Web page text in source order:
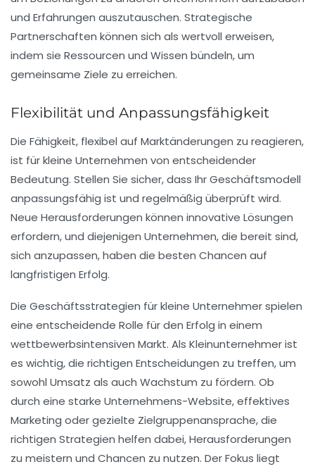
und Erfahrungen auszutauschen. Strategische
Partnerschaften können sich als wertvoll erweisen,
indem sie Ressourcen und Wissen bündeln, um
gemeinsame Ziele zu erreichen.
Flexibilität und Anpassungsfähigkeit
Die Fähigkeit, flexibel auf Marktänderungen zu reagieren,
ist für kleine Unternehmen von entscheidender
Bedeutung. Stellen Sie sicher, dass Ihr Geschäftsmodell
anpassungsfähig ist und regelmäßig überprüft wird.
Neue Herausforderungen können innovative Lösungen
erfordern, und diejenigen Unternehmen, die bereit sind,
sich anzupassen, haben die besten Chancen auf
langfristigen Erfolg.
Die Geschäftsstrategien fürkleine Unternehmerspielen
eine entscheidende Rolle für den Erfolg in einem
wettbewerbsintensiven Markt. Als Kleinunternehmer ist
es wichtig, die richtigen Entscheidungen zu treffen, um
sowohl Umsatz als auch Wachstum zu fördern. Ob
durch eine starke Unternehmens-Website, effektives
Marketing oder gezielte Zielgruppenansprache, die
richtigen Strategien helfen dabei, Herausforderungen
zu meistern und Chancen zu nutzen. Der Fokus liegt